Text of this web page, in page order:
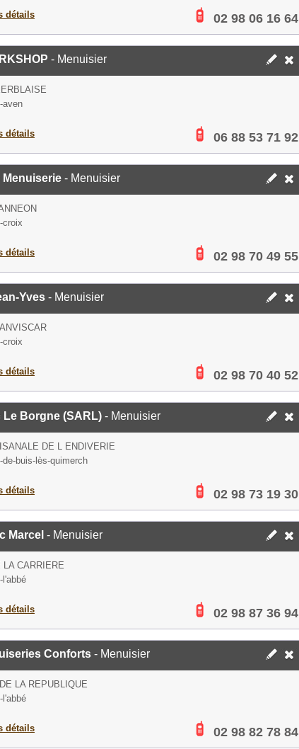
détails 02 98 06 16 64
- Menuisier
aven
détails 06 88 53 71 92
Menuiserie - Menuisier
croix
détails 02 98 70 49 55
Yves - Menuisier
croix
détails 02 98 70 40 52
Le Borgne (SARL) - Menuisier
DE L ENDIVERIE
de-buis-lès-quimerch
détails 02 98 73 19 30
Marcel - Menuisier
LA CARRIERE
l'abbé
détails 02 98 87 36 94
Conforts - Menuisier
LA REPUBLIQUE
l'abbé
détails 02 98 82 78 84